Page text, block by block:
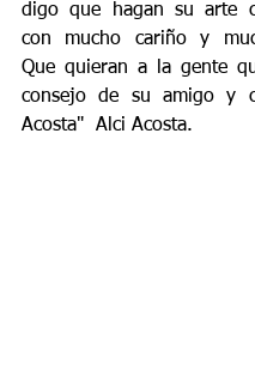
digo que hagan su arte
con mucho cariño y
Que quieran a la gente
consejo de su amigo y
Acosta"  Alci Acosta.